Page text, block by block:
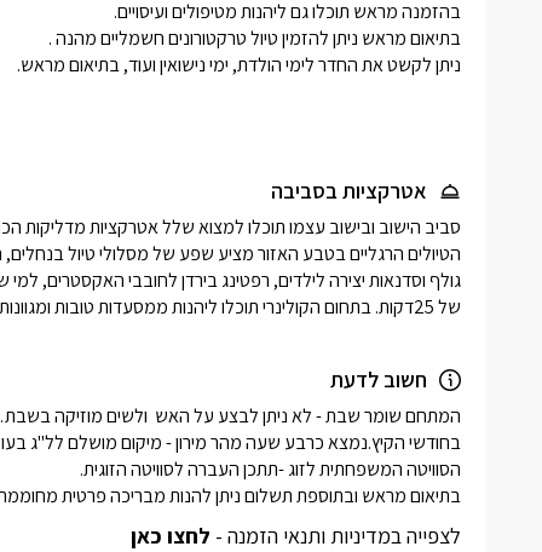
אטרקציות בסביבה
של 25דקות. בתחום הקולינרי תוכלו ליהנות ממסעדות טובות ומגוונות במושבה ראש פינה או בעיר הציורית צפת.
חשוב לדעת
בתיאום מראש ובתוספת תשלום ניתן להנות מבריכה פרטית מחוממת
לצפייה במדיניות ותנאי הזמנה - לחצו כאן